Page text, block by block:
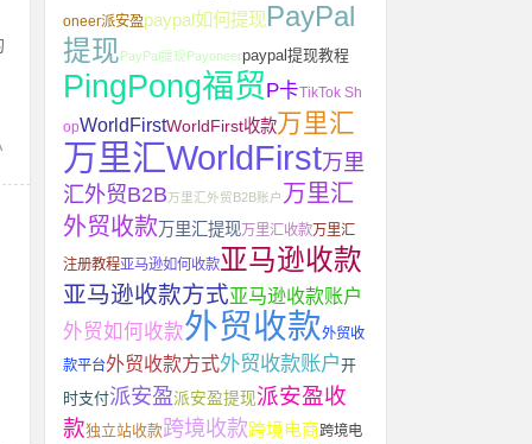
oneer派安盈paypal如何提现PayPal
提现PayPal提现Payoneerpaypal提现教程
PingPong福贸P卡TikTok Sh
opWorldFirstWorldFirst收款万里汇
万里汇WorldFirst万里
汇外贸B2B万里汇外贸B2B账户 万里汇
外贸收款 万里汇提现万里汇收款万里汇
注册教程亚马逊如何收款亚马逊收款
亚马逊收款方式亚马逊收款账户
外贸如何收款外贸收款外贸收
款平台外贸收款方式外贸收款账户开
时支付派安盈派安盈提现派安盈收
款独立站收款跨境收款跨境电商跨境电